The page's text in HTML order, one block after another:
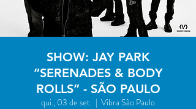
SHOW: JAY PARK
“SERENADES & BODY
ROLLS” - SÃO PAULO
qui., 03 de set.
  |
Vibra São Paulo